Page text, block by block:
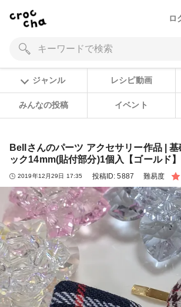
ロ
ジャンル レシピ動画
みんなの投稿 イベント
Bellさんのパーツ アクセサリー作品 |
ック14mm(貼付部分)1個入【ゴールド】
2019年12月29日 17:35 投稿ID:5887 難易度